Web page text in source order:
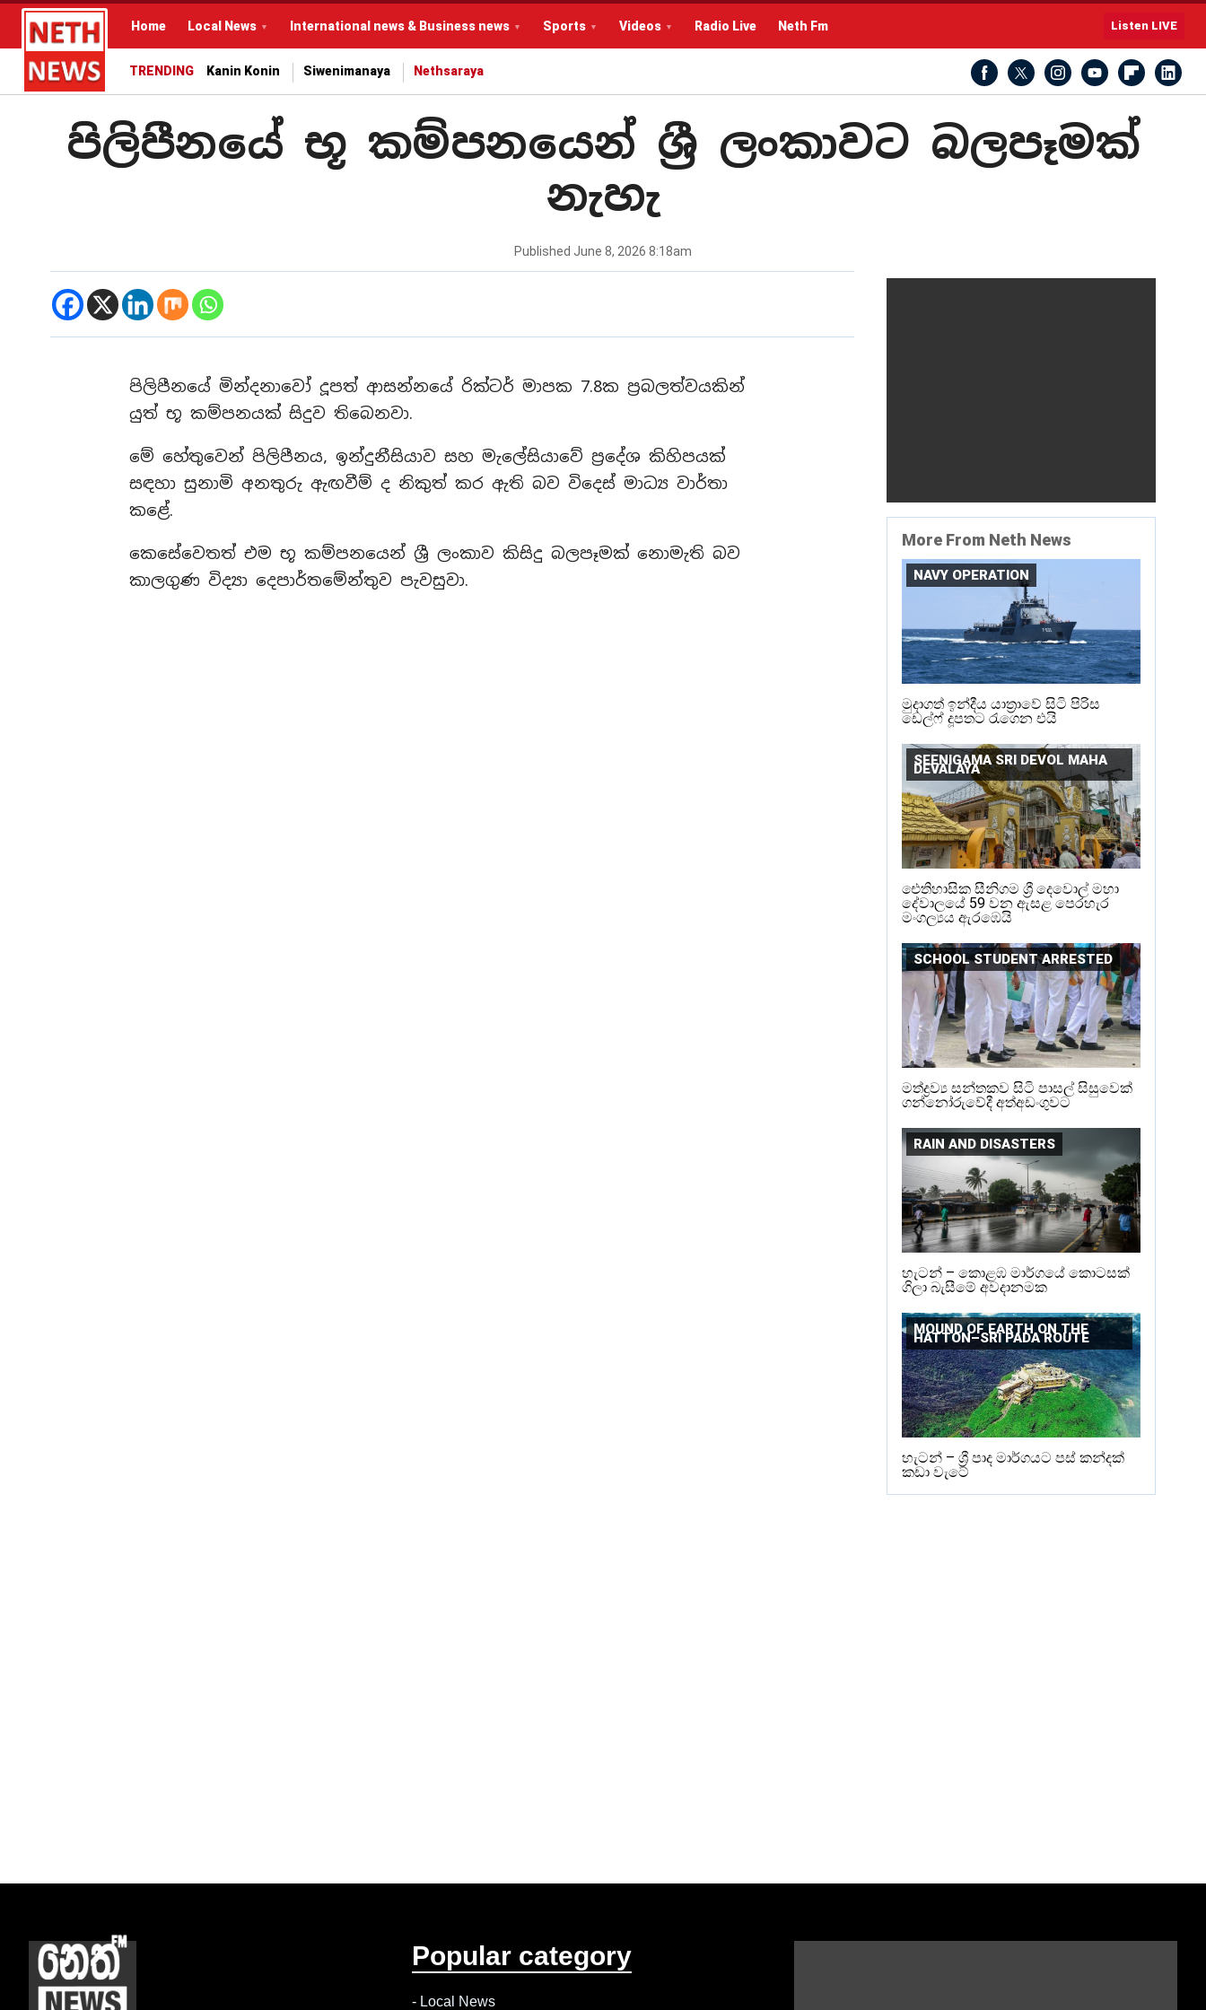
Home Local News International news & Business news Sports Videos Radio Live Neth Fm Listen LIVE
TRENDING Kanin Konin Siwenimanaya Nethsaraya
පිලිපීනයේ භූ කම්පනයෙන් ශ්‍රී ලංකාවට බලපෑමක්
නැහැ
Published June 8, 2026 8:18am
පිලිපීනයේ මින්දනාවෝ දූපත් ආසන්නයේ රික්ටර් මාපක 7.8ක ප්‍රබලත්වයකින්
යුත් භූ කම්පනයක් සිදුව තිබෙනවා.
මේ හේතුවෙන් පිලිපීනය, ඉන්දුනීසියාව සහ මැලේසියාවේ ප්‍රදේශ කිහිපයක්
සඳහා සුනාමි අනතුරු ඇඟවීම් ද නිකුත් කර ඇති බව විදෙස් මාධ්‍ය වාර්තා
කළේ.
කෙසේවෙතත් එම භූ කම්පනයෙන් ශ්‍රී ලංකාව කිසිදු බලපෑමක් නොමැති බව
කාලගුණ විද්‍යා දෙපාර්තමේන්තුව පැවසුවා.
More From Neth News
NAVY OPERATION
මුදාගත් ඉන්දීය යාත්‍රාවේ සිටි පිරිස
ඩෙල්ෆ් දූපතට රැගෙන එයි
SEENIGAMA SRI DEVOL MAHA
DEVALAYA
ඓතිහාසික සීනිගම ශ්‍රී දෙවොල් මහා
දේවාලයේ 59 වන ඇසළ පෙරහැර
මංගල්‍යය ඇරඹෙයි
SCHOOL STUDENT ARRESTED
මත්ද්‍රව්‍ය සන්තකව සිටි පාසල් සිසුවෙක්
ගන්නෝරුවේදී අත්අඩංගුවට
RAIN AND DISASTERS
හැටන් – කොළඹ මාර්ගයේ කොටසක්
ගිලා බැසීමේ අවදානමක
MOUND OF EARTH ON THE
HATTON–SRI PADA ROUTE
හැටන් – ශ්‍රී පාද මාර්ගයට පස් කන්දක්
කඩා වැටේ
Popular category
- Local News